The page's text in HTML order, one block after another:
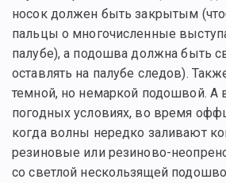
носок должен быть закрытым
пальцы о многочисленные
палубе), а подошва должна быть
оставлять на палубе следов).
темной, но немаркой подошвой. А
погодных условиях, во время
когда волны нередко заливают
резиновые или резиново-
со светлой нескользящей